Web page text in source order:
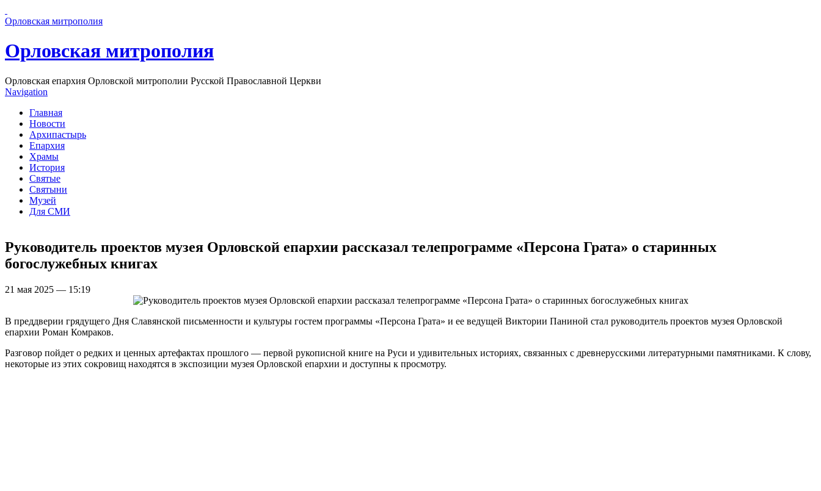
Орловская митрополия
Орловская митрополия
Орловская епархия Орловской митрополии Русской Православной Церкви
Navigation
Главная
Новости
Архипастырь
Епархия
Храмы
История
Святые
Святыни
Музей
Для СМИ
Руководитель проектов музея Орловской епархии рассказал телепрограмме «Персона Грата» о старинных
богослужебных книгах
21 мая 2025 — 15:19
В преддверии грядущего Дня Славянской письменности и культуры гостем программы «Персона Грата» и ее ведущей Виктории Паниной стал руководитель проектов музея Орловской
епархии Роман Комраков.
Разговор пойдет о редких и ценных артефактах прошлого — первой рукописной книге на Руси и удивительных историях, связанных с древнерусскими литературными памятниками. К слову,
некоторые из этих сокровищ находятся в экспозиции музея Орловской епархии и доступны к просмотру.